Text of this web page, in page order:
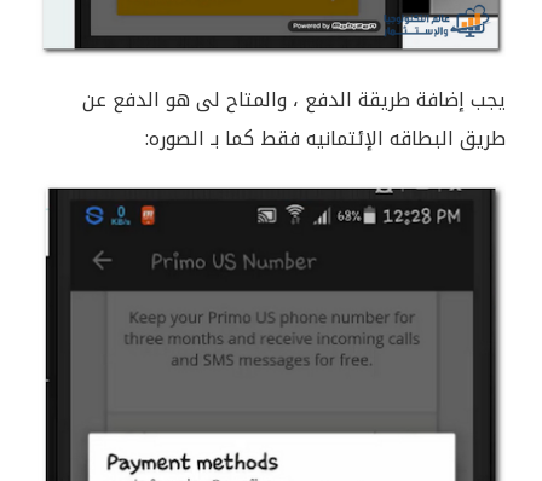
يجب إضافة طريقة الدفع ، والمتاح لى هو الدفع عن
طريق البطاقه الإئتمانيه فقط كما بـ الصوره: